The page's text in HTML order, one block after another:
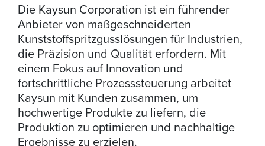
Die Kaysun Corporation ist ein führender
Anbieter von maßgeschneiderten
Kunststoffspritzgusslösungen für Industrien,
die Präzision und Qualität erfordern. Mit
einem Fokus auf Innovation und
fortschrittliche Prozesssteuerung arbeitet
Kaysun mit Kunden zusammen, um
hochwertige Produkte zu liefern, die
Produktion zu optimieren und nachhaltige
Ergebnisse zu erzielen.